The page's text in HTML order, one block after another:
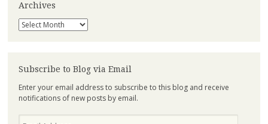
Archives
Archives
Subscribe to Blog via Email
Enter your email address to subscribe to this blog and receive
notifications of new posts by email.